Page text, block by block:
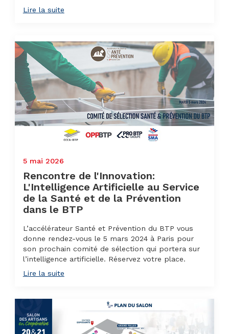
Lire la suite
5 mai 2026
Rencontre de l'Innovation:
L'Intelligence Artificielle au Service
de la Santé et de la Prévention
dans le BTP
L’accélérateur Santé et Prévention du BTP vous
donne rendez-vous le 5 mars 2024 à Paris pour
son prochain comité de sélection qui portera sur
l’intelligence artificielle. Réservez votre place.
Lire la suite